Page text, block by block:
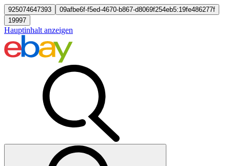
925074647393
09afbe6f-f5ed-4670-b867-d8069f254eb5:19fe486277f
19997
Hauptinhalt anzeigen